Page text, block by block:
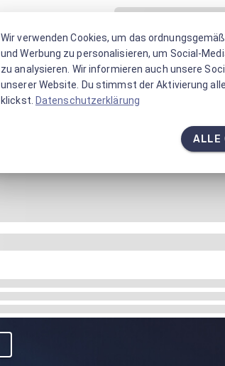
Wir verwenden Cookies, um das
und Werbung zu personalisieren, um Social-
zu analysieren. Wir informieren auch unsere
unserer Website. Du stimmst der Aktivierung
klickst. Datenschutzerklärung
ALLE